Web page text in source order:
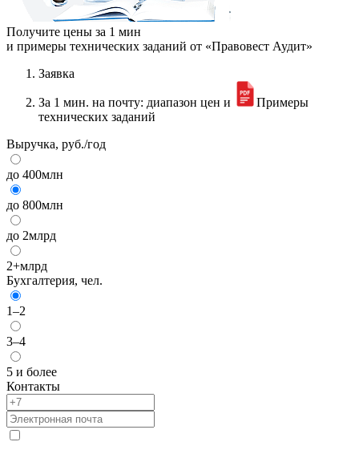
Получите цены за 1 мин
и примеры технических заданий от «Правовест Аудит»
Заявка
За 1 мин. на почту: диапазон цен и
Примеры
технических заданий
Выручка, руб./год
до 400млн
до 800млн
до 2млрд
2+млрд
Бухгалтерия, чел.
1–2
3–4
5 и более
Контакты